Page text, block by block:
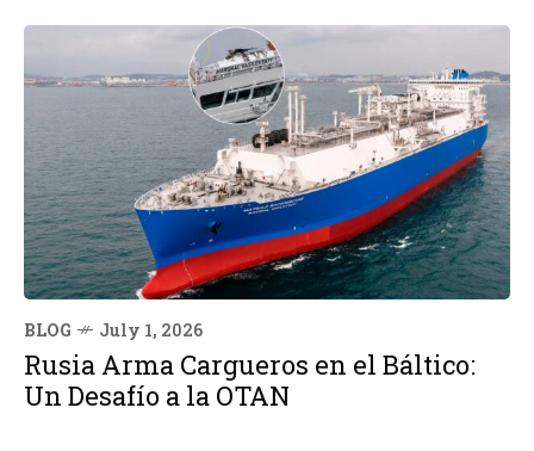
BLOG July 1, 2026
Rusia Arma Cargueros en el Báltico:
Un Desafío a la OTAN